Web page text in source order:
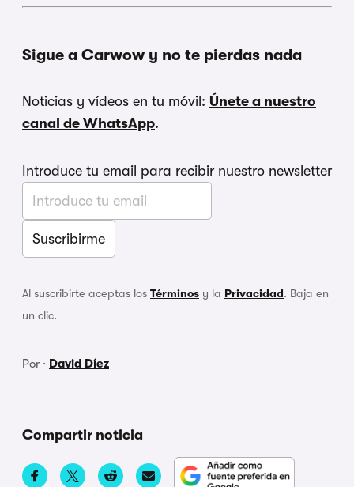
Sigue a Carwow y no te pierdas nada
Noticias y vídeos en tu móvil: Únete a nuestro
canal de WhatsApp.
Introduce tu email para recibir nuestro newsletter
Al suscribirte aceptas los Términos y la Privacidad. Baja en
un clic.
Por · David Díez
Compartir noticia